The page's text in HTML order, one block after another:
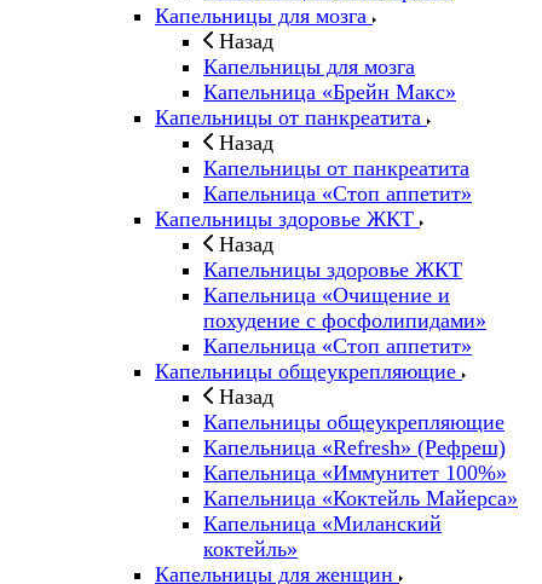
Капельницы для мозга
Назад
Капельницы для мозга
Капельница «Брейн Макс»
Капельницы от панкреатита
Назад
Капельницы от панкреатита
Капельница «Стоп аппетит»
Капельницы здоровье ЖКТ
Назад
Капельницы здоровье ЖКТ
Капельница «Очищение и
похудение с фосфолипидами»
Капельница «Стоп аппетит»
Капельницы общеукрепляющие
Назад
Капельницы общеукрепляющие
Капельница «Refresh» (Рефреш)
Капельница «Иммунитет 100%»
Капельница «Коктейль Майерса»
Капельница «Миланский
коктейль»
Капельницы для женщин